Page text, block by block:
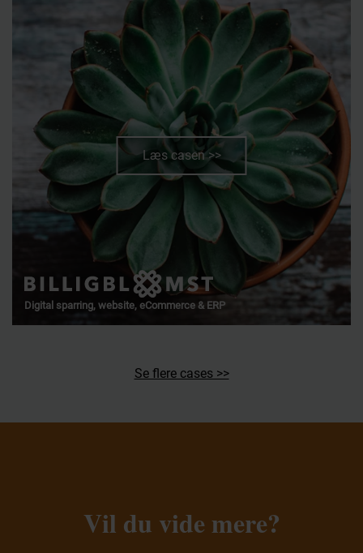
Digital sparring, website, eCommerce & ERP
Læs casen >>
Se flere cases >>
Vil du vide mere?